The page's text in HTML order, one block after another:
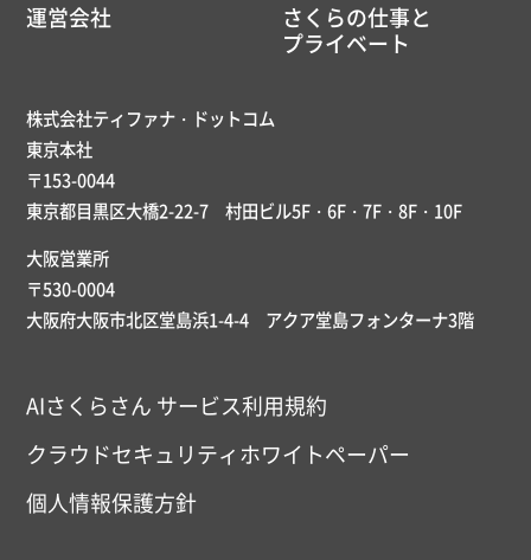
運営会社
さくらの仕事と
プライベート
株式会社ティファナ・ドットコム
東京本社
〒153-0044
東京都目黒区大橋2-22-7 村田ビル5F・6F・7F・8F・10F
大阪営業所
〒530-0004
大阪府大阪市北区堂島浜1-4-4 アクア堂島フォンターナ3階
AIさくらさん サービス利用規約
クラウドセキュリティホワイトペーパー
個人情報保護方針